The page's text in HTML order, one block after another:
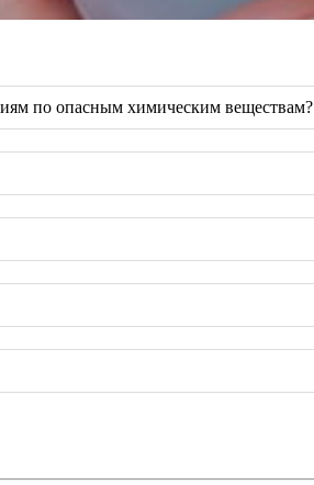
по опасным химическим веществам?